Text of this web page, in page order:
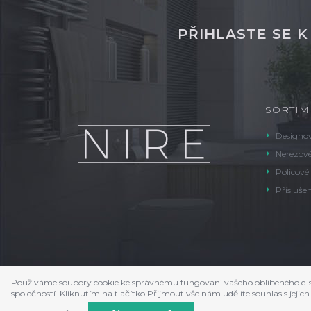
PŘIHLASTE SE
Policové
Používáme soubory cookie ke správnému fungování vašeho oblíbeného
společností. Kliknutím na tlačítko Přijmout vše nám udělíte souhlas s